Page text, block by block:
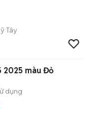
Tây
2025 màu Đỏ
dụng